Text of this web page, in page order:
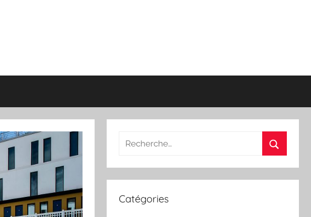
Recherche
:
Catégories